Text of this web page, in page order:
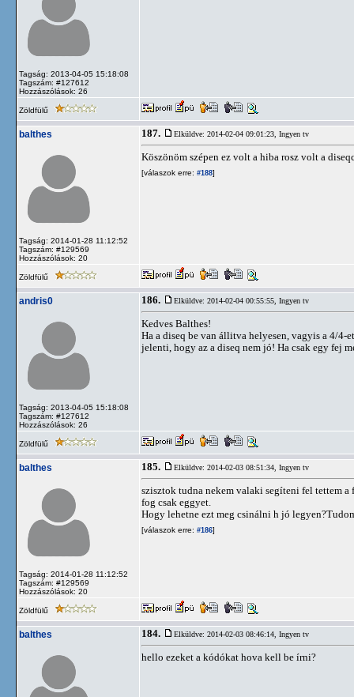
Tagság: 2013-04-05 15:18:08
Tagszám: #127612
Hozzászólások: 26
Zöldfülű
balthes
Tagság: 2014-01-28 11:12:52
Tagszám: #129569
Hozzászólások: 20
187. Elküldve: 2014-02-04 09:01:23, Ingyen tv
Köszönöm szépen ez volt a hiba rosz volt a
[válaszok erre: #188]
Zöldfülű
andris0
Tagság: 2013-04-05 15:18:08
Tagszám: #127612
Hozzászólások: 26
186. Elküldve: 2014-02-04 00:55:55, Ingyen tv
Kedves Balthes!
Ha a diseq be van állitva helyesen, vagyis a 4/4-
jelenti, hogy az a diseq nem jó! Ha csak egy fej
Zöldfülű
balthes
Tagság: 2014-01-28 11:12:52
Tagszám: #129569
Hozzászólások: 20
185. Elküldve: 2014-02-03 08:51:34, Ingyen tv
szisztok tudna nekem valaki segíteni fel tettem
fog csak eggyet.
Hogy lehetne ezt meg csinálni h jó
[válaszok erre: #186]
Zöldfülű
balthes 184. Elküldve: 2014-02-03 08:46:14, Ingyen tv
hello ezeket a kódókat hova kell be írni?